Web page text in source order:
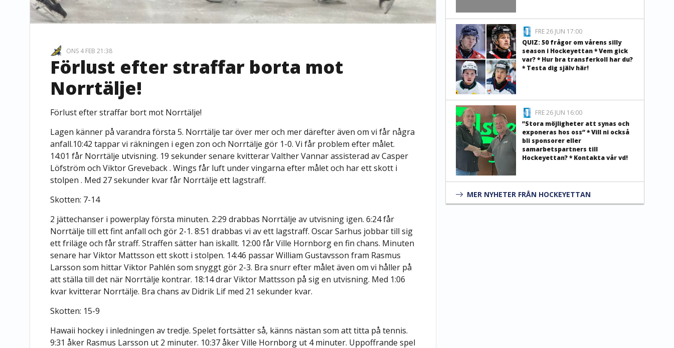
ONS 4 FEB 21:38
Förlust efter straffar borta mot
Norrtälje!
Förlust efter straffar bort mot Norrtälje!
Lagen känner på varandra första 5. Norrtälje tar över mer och mer därefter även om vi får några
anfall.10:42 tappar vi räkningen i egen zon och Norrtälje gör 1-0. Vi får problem efter målet.
14:01 får Norrtälje utvisning. 19 sekunder senare kvitterar Valther Vannar assisterad av Casper
Löfström och Viktor Greveback . Wings får luft under vingarna efter målet och har ett skott i
stolpen . Med 27 sekunder kvar får Norrtälje ett lagstraff.
Skotten: 7-14
2 jättechanser i powerplay första minuten. 2:29 drabbas Norrtälje av utvisning igen. 6:24 får
Norrtälje till ett fint anfall och gör 2-1. 8:51 drabbas vi av ett lagstraff. Oscar Sarhus jobbar till sig
ett friläge och får straff. Straffen sätter han iskallt. 12:00 får Ville Hornborg en fin chans. Minuten
senare har Viktor Mattsson ett skott i stolpen. 14:46 passar William Gustavsson fram Rasmus
Larsson som hittar Viktor Pahlén som snyggt gör 2-3. Bra snurr efter målet även om vi håller på
att ställa till det när Norrtälje kontrar. 18:14 drar Viktor Mattsson på sig en utvisning. Med 1:06
kvar kvitterar Norrtälje. Bra chans av Didrik Lif med 21 sekunder kvar.
Skotten: 15-9
Hawaii hockey i inledningen av tredje. Spelet fortsätter så, känns nästan som att titta på tennis.
9:31 åker Rasmus Larsson ut 2 minuter. 10:37 åker Ville Hornborg ut 4 minuter. Uppoffrande spel
FRE 26 JUN 17:00
QUIZ: 50 frågor om vårens silly
season i Hockeyettan * Vem gick
var? * Hur bra transferkoll har du?
* Testa dig själv här!
FRE 26 JUN 16:00
”Stora möjligheter att synas och
exponeras hos oss” * Vill ni också
bli sponsorer eller
samarbetspartners till
Hockeyettan? * Kontakta vår vd!
MER NYHETER FRÅN HOCKEYETTAN